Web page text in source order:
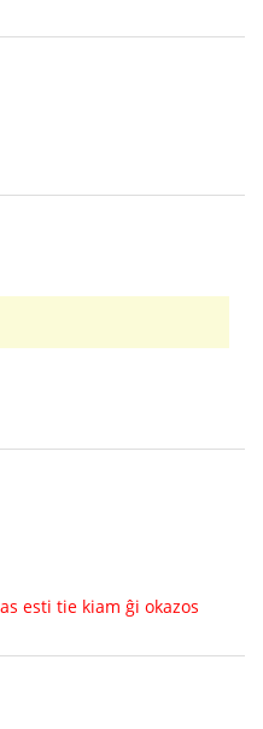
esti tie kiam ĝi okazos